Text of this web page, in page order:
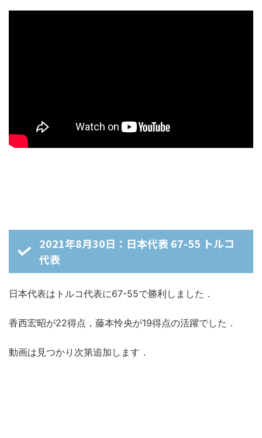
2021年8月30日：日本代表 67-55 トルコ
代表
日本代表はトルコ代表に67-55で勝利しました．
香西宏昭が22得点，藤本怜央が19得点の活躍でした．
動画は見つかり次第追加します．